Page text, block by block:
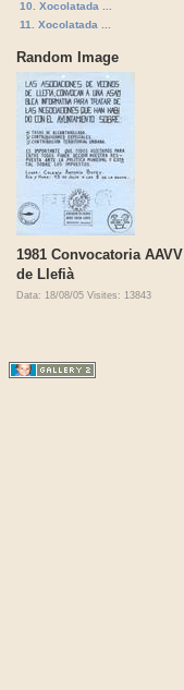
10. Xocolatada ...
11. Xocolatada ...
Random Image
1981 Convocatoria AAVV
de Llefià
Data: 18/08/05 Visites: 13843